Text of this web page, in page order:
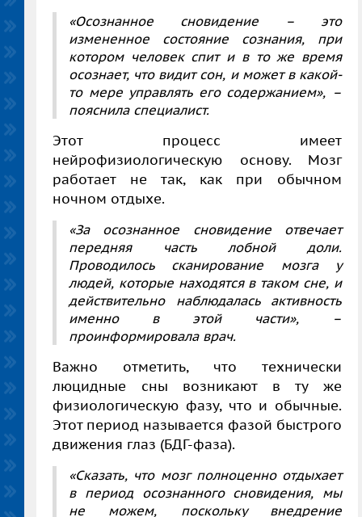
«Осознанное сновидение – это
измененное состояние сознания, при
котором человек спит и в то же время
осознает, что видит сон, и может в какой-
то мере управлять его содержанием», –
пояснила специалист.
Этот процесс имеет
нейрофизиологическую основу. Мозг
работает не так, как при обычном
ночном отдыхе.
«За осознанное сновидение отвечает
передняя часть лобной доли.
Проводилось сканирование мозга у
людей, которые находятся в таком сне, и
действительно наблюдалась активность
именно в этой части», –
проинформировала врач.
Важно отметить, что технически
люцидные сны возникают в ту же
физиологическую фазу, что и обычные.
Этот период называется фазой быстрого
движения глаз (БДГ-фаза).
«Сказать, что мозг полноценно отдыхает
в период осознанного сновидения, мы
не можем, поскольку внедрение